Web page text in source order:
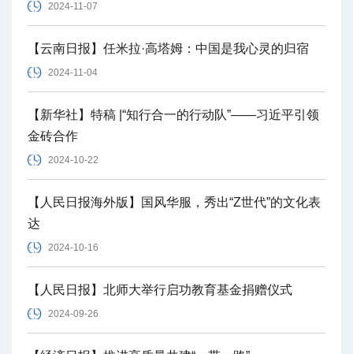
2024-11-07
【云南日报】任米拉·高塔姆：中国是我心灵的归宿
2024-11-04
【新华社】特稿 |“知行合一的行动队”——习近平引领
金砖合作
2024-10-22
【人民日报海外版】国风华服，秀出“Z世代”的文化表
达
2024-10-16
【人民日报】北师大举行启功教育基金捐赠仪式
2024-09-26